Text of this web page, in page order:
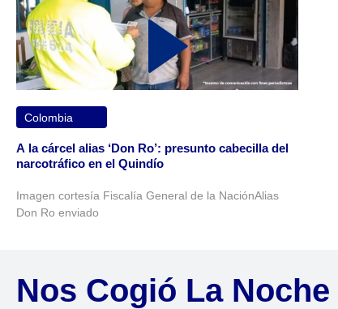
Colombia
A la cárcel alias ‘Don Ro’: presunto cabecilla del
narcotráfico en el Quindío
Imagen cortesía Fiscalía General de la NaciónAlias
Don Ro enviado
Nos Cogió La Noche